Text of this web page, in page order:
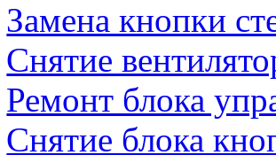
Замена кнопки
Снятие
Ремонт блока
Снятие блока